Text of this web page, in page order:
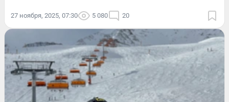
27 ноября, 2025, 07:30 5 080 20